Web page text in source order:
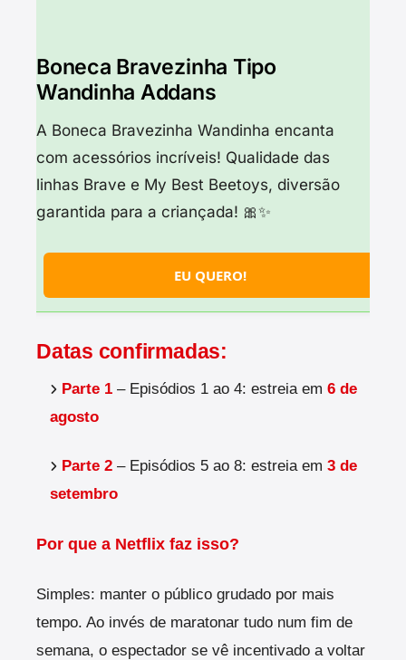
Boneca Bravezinha Tipo
Wandinha Addans
A Boneca Bravezinha Wandinha encanta
com acessórios incríveis! Qualidade das
linhas Brave e My Best Beetoys, diversão
garantida para a criançada! 🎀✨
EU QUERO!
Datas confirmadas:
Parte 1 – Episódios 1 ao 4: estreia em 6 de
agosto
Parte 2 – Episódios 5 ao 8: estreia em 3 de
setembro
Por que a Netflix faz isso?
Simples: manter o público grudado por mais
tempo. Ao invés de maratonar tudo num fim de
semana, o espectador se vê incentivado a voltar